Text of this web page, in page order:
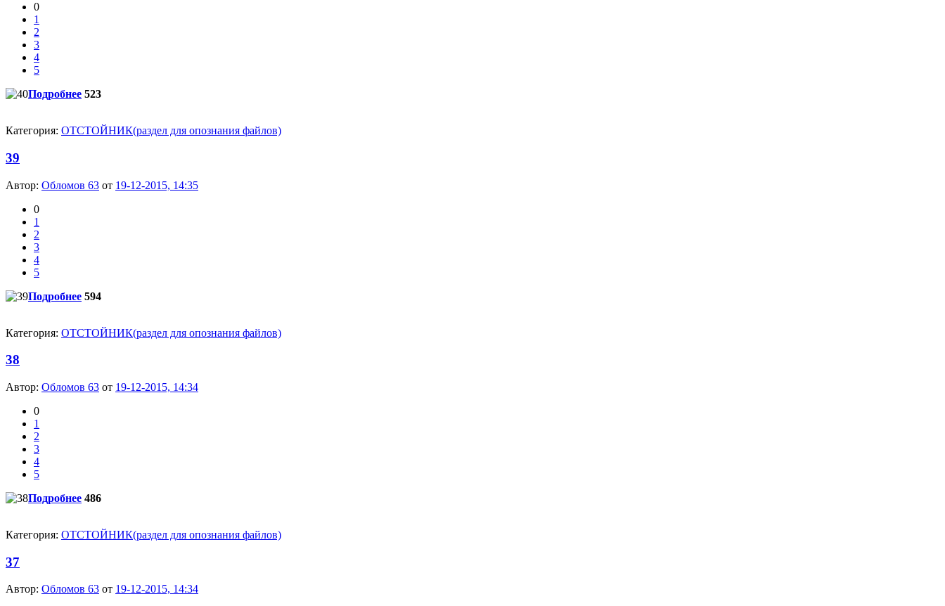
0
1
2
3
4
5
Подробнее 523
Категория: ОТСТОЙНИК(раздел для опознания файлов)
39
Автор: Обломов 63 от 19-12-2015, 14:35
0
1
2
3
4
5
Подробнее 594
Категория: ОТСТОЙНИК(раздел для опознания файлов)
38
Автор: Обломов 63 от 19-12-2015, 14:34
0
1
2
3
4
5
Подробнее 486
Категория: ОТСТОЙНИК(раздел для опознания файлов)
37
Автор: Обломов 63 от 19-12-2015, 14:34